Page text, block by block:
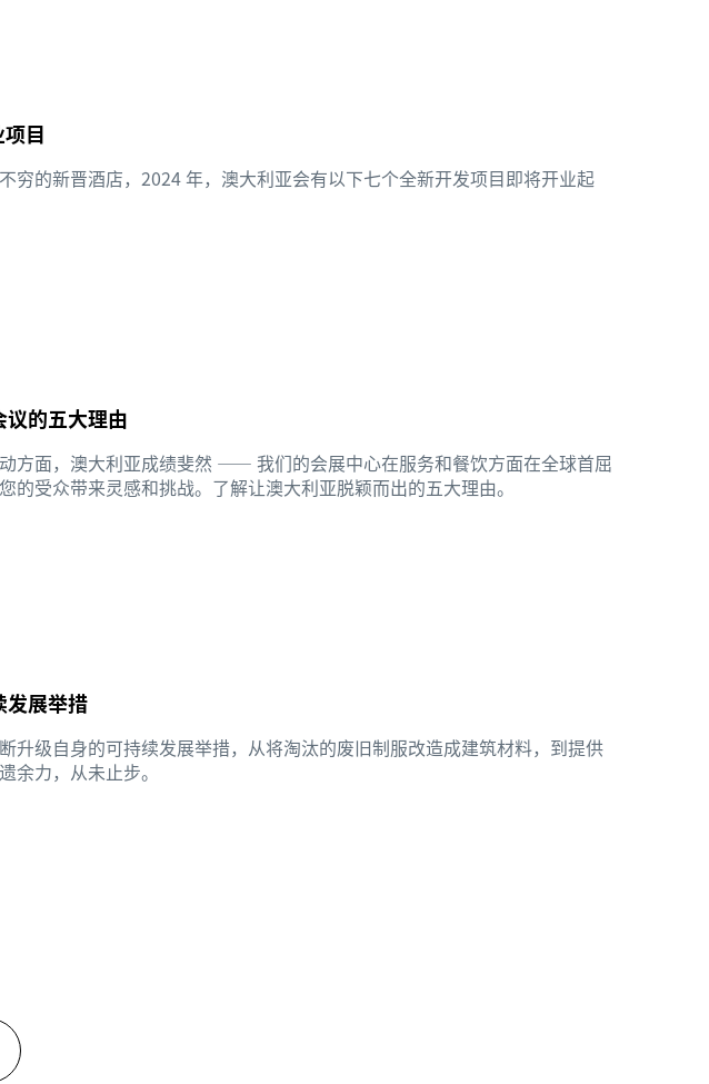
目
穷的新晋酒店，2024 年，澳大利亚会有以下七个全新开发项目即将开业起
的五大理由
方面，澳大利亚成绩斐然 —— 我们的会展中心在服务和餐饮方面在全球首屈
的受众带来灵感和挑战。了解让澳大利亚脱颖而出的五大理由。
发展举措
升级自身的可持续发展举措，从将淘汰的废旧制服改造成建筑材料，到提供
余力，从未止步。